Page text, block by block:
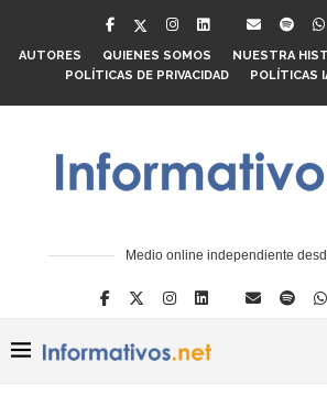
AUTORES QUIENES SOMOS NUESTRA
POLÍTICAS DE PRIVACIDAD
POLÍTICAS
Medio online independiente